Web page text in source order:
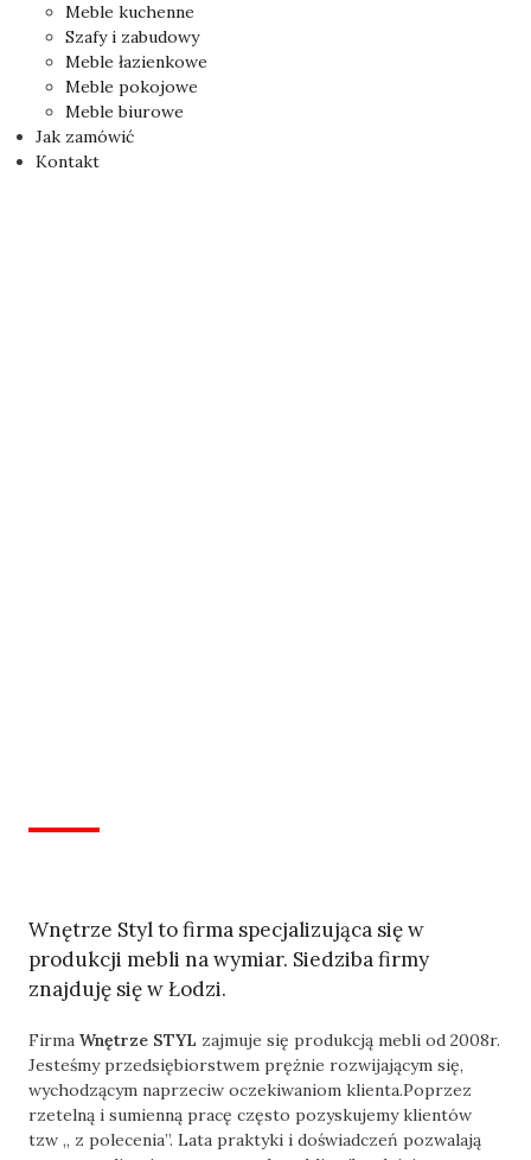
Meble kuchenne
Szafy i zabudowy
Meble łazienkowe
Meble pokojowe
Meble biurowe
Jak zamówić
Kontakt
Wnętrze Styl to firma specjalizująca się w
produkcji mebli na wymiar. Siedziba firmy
znajduję się w Łodzi.
Firma Wnętrze STYL zajmuje się produkcją mebli od 2008r.
Jesteśmy przedsiębiorstwem prężnie rozwijającym się,
wychodzącym naprzeciw oczekiwaniom klienta.Poprzez
rzetelną i sumienną pracę często pozyskujemy klientów
tzw „ z polecenia”. Lata praktyki i doświadczeń pozwalają